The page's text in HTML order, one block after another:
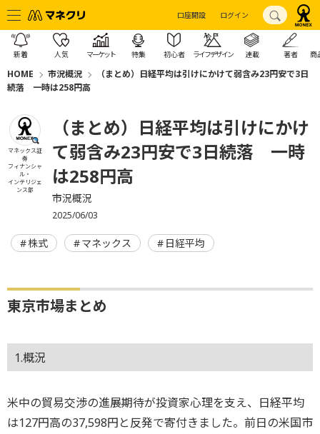
口座開設 ログイン
新着 人気 マーケット 特集 初心者 ライフデザイン 連載 著者 商
HOME 市況概況
（まとめ）日経平均は引けにかけて弱含み23円安で3日
続落 一時は258円高
マネックス証
券
フィナンシャ
ル・
インテリジェ
ンス部
（まとめ）日経平均は引けにかけ
て弱含み23円安で3日続落 一時
は258円高
市況概況
2025/06/03
株式 マネックス 日経平均
東京市場まとめ
1.概況
米中の貿易交渉の進展期待が投資家心理を支え、日経平均
は127円高の37,598円と反発で寄付きました。前日の米国市